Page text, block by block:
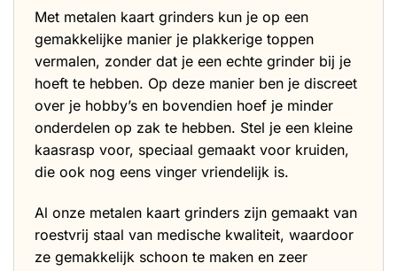
Met metalen kaart grinders kun je op een
gemakkelijke manier je plakkerige toppen
vermalen, zonder dat je een echte grinder bij je
hoeft te hebben. Op deze manier ben je discreet
over je hobby’s en bovendien hoef je minder
onderdelen op zak te hebben. Stel je een kleine
kaasrasp voor, speciaal gemaakt voor kruiden,
die ook nog eens vinger vriendelijk is.
Al onze metalen kaart grinders zijn gemaakt van
roestvrij staal van medische kwaliteit, waardoor
ze gemakkelijk schoon te maken en zeer